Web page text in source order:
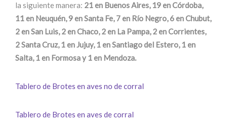
la siguiente manera: 21 en Buenos Aires, 19 en Córdoba,
11 en Neuquén, 9 en Santa Fe, 7 en Río Negro, 6 en Chubut,
2 en San Luis, 2 en Chaco, 2 en La Pampa, 2 en Corrientes,
2 Santa Cruz, 1 en Jujuy, 1 en Santiago del Estero, 1 en
Salta, 1 en Formosa y 1 en Mendoza.
Tablero de Brotes en aves no de corral
Tablero de Brotes en aves de corral